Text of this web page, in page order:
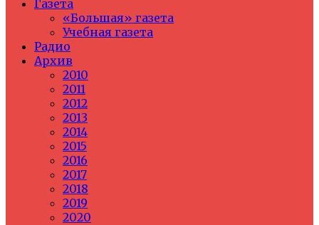
Газета
«Большая» газета
Учебная газета
Радио
Архив
2010
2011
2012
2013
2014
2015
2016
2017
2018
2019
2020